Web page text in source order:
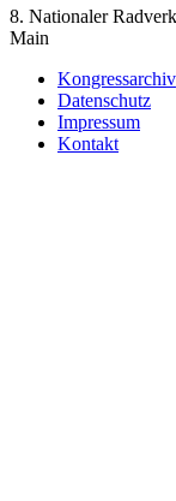
8. Nationaler
Main
Kongressarchiv
Datenschutz
Impressum
Kontakt